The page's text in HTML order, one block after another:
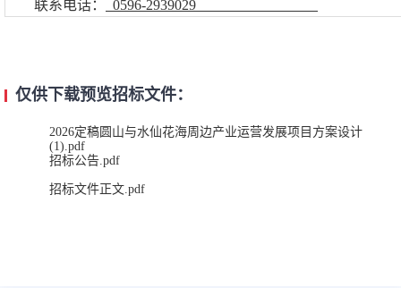
联系电话： 0596-2939029
仅供下载预览招标文件：
2026定稿圆山与水仙花海周边产业运营发展项目方案设计
(1).pdf
招标公告.pdf
招标文件正文.pdf